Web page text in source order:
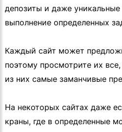
депозиты и даже уникальные
выполнение определенных
Каждый сайт может
поэтому просмотрите их
из них самые заманчивые
На некоторых сайтах даже
краны, где в определенные